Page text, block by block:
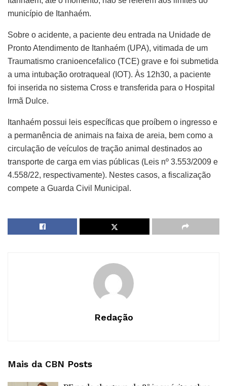
município de Itanhaém.
Sobre o acidente, a paciente deu entrada na Unidade de
Pronto Atendimento de Itanhaém (UPA), vitimada de um
Traumatismo cranioencefalico (TCE) grave e foi submetida
a uma intubação orotraqueal (IOT). Às 12h30, a paciente
foi inserida no sistema Cross e transferida para o Hospital
Irmã Dulce.
Itanhaém possui leis específicas que proíbem o ingresso e
a permanência de animais na faixa de areia, bem como a
circulação de veículos de tração animal destinados ao
transporte de carga em vias públicas (Leis nº 3.553/2009 e
4.558/22, respectivamente). Nestes casos, a fiscalização
compete a Guarda Civil Municipal.
Redação
Mais da CBN Posts